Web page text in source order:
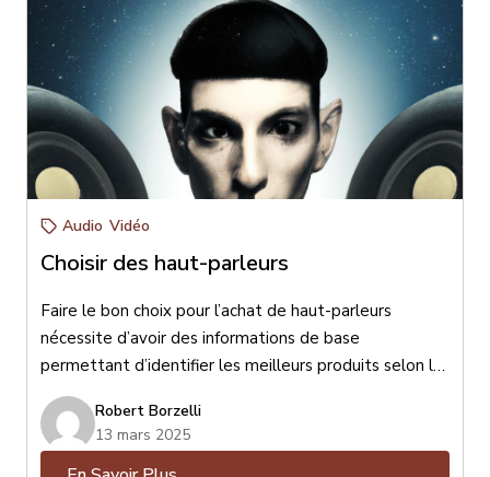
Audio Vidéo
Choisir des haut-parleurs
Faire le bon choix pour l’achat de haut-parleurs
nécessite d’avoir des informations de base
permettant d’identifier les meilleurs produits selon le
format de votre lieu d’écoute, vos goûts musicaux,
l’esthétisme désiré et votre budget. Pour faire le bon
choix il est essentiel de bien connaître vos goûts afin
Robert Borzelli
13 mars 2025